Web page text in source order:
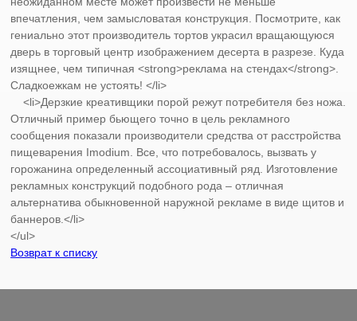
впечатления, чем замысловатая конструкция. Посмотрите, как
гениально этот производитель тортов украсил вращающуюся
дверь в торговый центр изображением десерта в разрезе. Куда
изящнее, чем типичная <strong>реклама на стендах</strong>.
Сладкоежкам не устоять! </li>
<li>Дерзкие креативщики порой режут потребителя без ножа.
Отличный пример бьющего точно в цель рекламного
сообщения показали производители средства от расстройства
пищеварения Imodium. Все, что потребовалось, вызвать у
горожанина определенный ассоциативный ряд. Изготовление
рекламных конструкций подобного рода – отличная
альтернатива обыкновенной наружной рекламе в виде щитов и
баннеров.</li>
</ul>
Возврат к списку